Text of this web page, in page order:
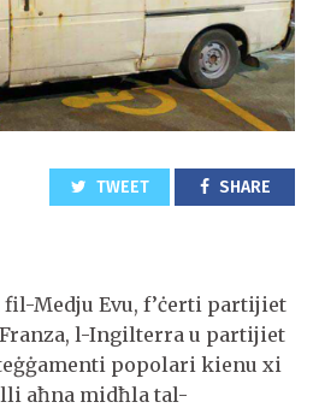
TWEET SHARE
Medju Evu, f’ċerti partijiet
l-Ingilterra u partijiet
popolari kienu xi
aħna midħla tal-